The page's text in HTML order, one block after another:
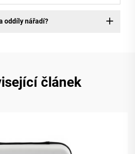
oddíly nářadí?
článek